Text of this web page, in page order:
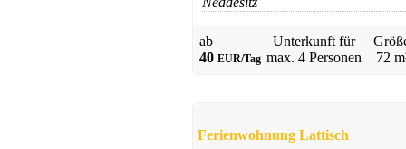
ab
40 EUR/Tag
Unterkunft für
max. 4 Personen
72
Ferienwohnung Lattisch